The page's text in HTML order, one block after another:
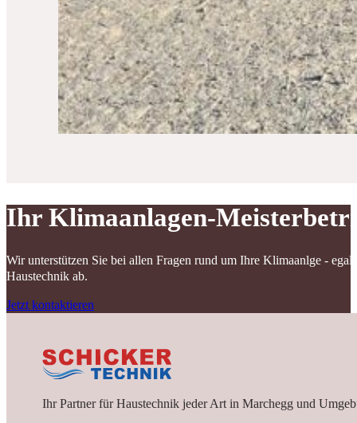
Ihr Klimaanlagen-
Wir unterstützen Sie bei allen Fragen rund um Ihre Klimaanlge -
Haustechnik ab.
Jetzt kontaktieren
Ihr Partner für Haustechnik jeder Art in Marchegg und